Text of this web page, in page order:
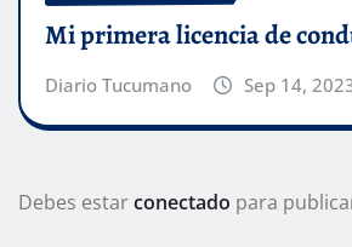
Mi primera licencia de
Diario Tucumano Sep 14,
Debes estarconectado para